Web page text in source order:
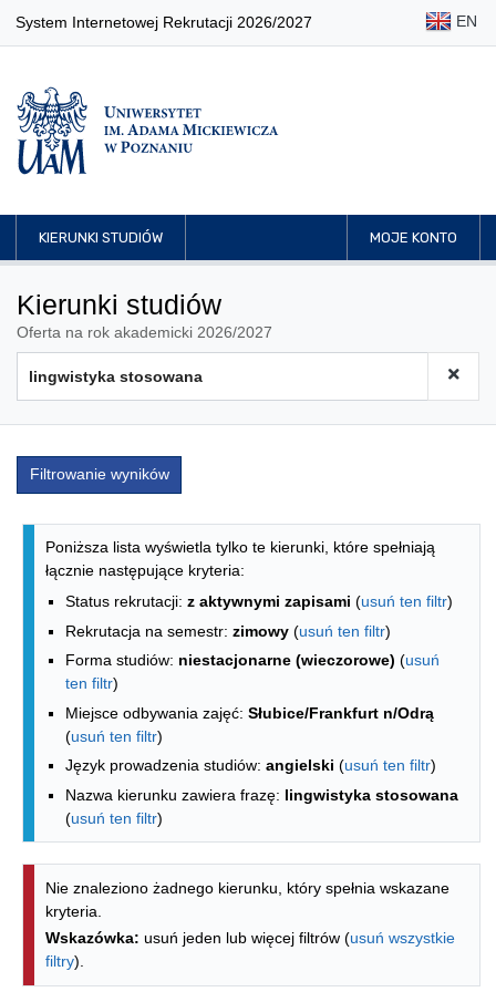
System Internetowej Rekrutacji 2026/2027 EN
KIERUNKI STUDIÓW MOJE KONTO
Kierunki studiów
Oferta na rok akademicki 2026/2027
Filtrowanie wyników
Lista kierunków - indeks alfabetyczny
Poniższa lista wyświetla tylko te kierunki, które spełniają
łącznie następujące kryteria:
Status rekrutacji: z aktywnymi zapisami (usuń ten filtr)
Rekrutacja na semestr: zimowy (usuń ten filtr)
Forma studiów: niestacjonarne (wieczorowe) (usuń
ten filtr)
Miejsce odbywania zajęć: Słubice/Frankfurt n/Odrą
(usuń ten filtr)
Język prowadzenia studiów: angielski (usuń ten filtr)
Nazwa kierunku zawiera frazę: lingwistyka stosowana
(usuń ten filtr)
Nie znaleziono żadnego kierunku, który spełnia wskazane
kryteria.
Wskazówka: usuń jeden lub więcej filtrów (usuń wszystkie
filtry).